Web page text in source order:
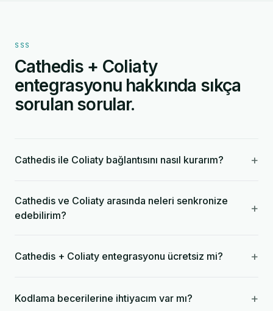
SSS
Cathedis + Coliaty
entegrasyonu hakkında sıkça
sorulan sorular.
Cathedis ile Coliaty bağlantısını nasıl kurarım? +
Cathedis ve Coliaty arasında neleri senkronize
edebilirim?
+
Cathedis + Coliaty entegrasyonu ücretsiz mi? +
Kodlama becerilerine ihtiyacım var mı? +